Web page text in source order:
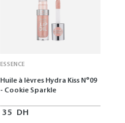
ESSENCE
Huile à lèvres Hydra Kiss N°09
- Cookie Sparkle
35 DH